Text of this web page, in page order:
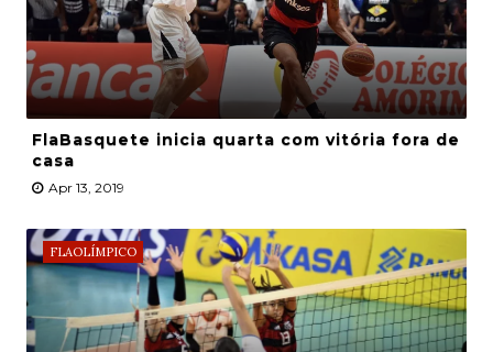
FlaBasquete inicia quarta com vitória fora de
casa
Apr 13, 2019
FLAOLÍMPICO